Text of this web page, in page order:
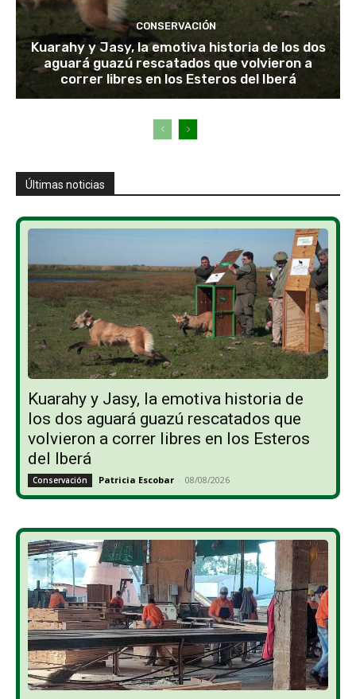
CONSERVACIÓN
Kuarahy y Jasy, la emotiva historia de los dos
aguará guazú rescatados que volvieron a
correr libres en los Esteros del Iberá
Últimas noticias
Kuarahy y Jasy, la emotiva historia de
los dos aguará guazú rescatados que
volvieron a correr libres en los Esteros
del Iberá
Conservación Patricia Escobar - 08/08/2026